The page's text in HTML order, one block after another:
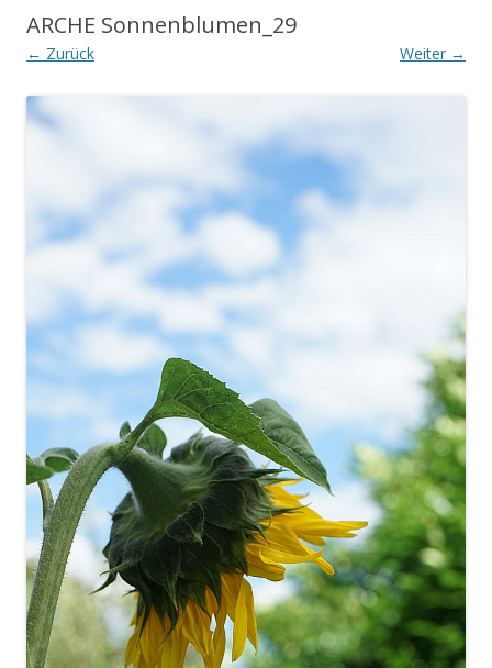
ARCHE Sonnenblumen_29
← Zurück Weiter →